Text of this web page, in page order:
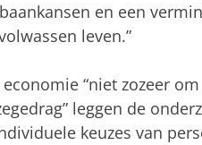
en een
leven.”
“niet zozeer
leggen de
keuzes van